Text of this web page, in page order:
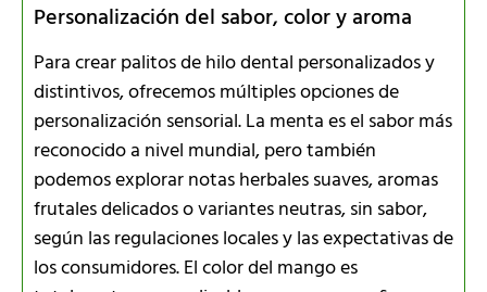
Personalización del sabor, color y aroma
Para crear palitos de hilo dental personalizados y
distintivos, ofrecemos múltiples opciones de
personalización sensorial. La menta es el sabor más
reconocido a nivel mundial, pero también
podemos explorar notas herbales suaves, aromas
frutales delicados o variantes neutras, sin sabor,
según las regulaciones locales y las expectativas de
los consumidores. El color del mango es